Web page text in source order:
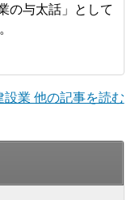
の与太話」として
設業 他の記事を読む